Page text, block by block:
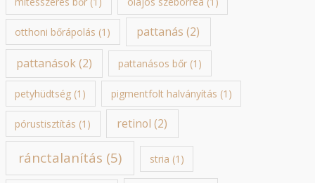
otthoni bőrápolás (1) pattanás (2)
pattanások(2) pattanásos bőr (1)
petyhüdtség (1) pigmentfolt halványítás (1)
pórustisztítás (1) retinol (2)
ránctalanítás (5) stria (1)